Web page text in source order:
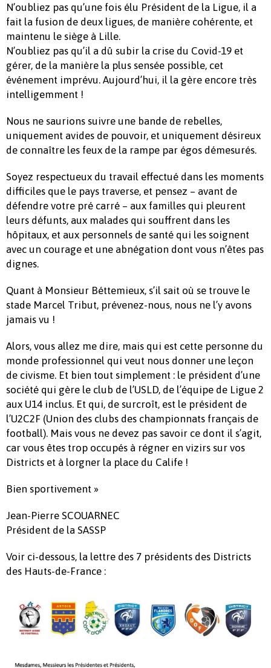
N’oubliez pas qu’une fois élu Président de la Ligue, il a
fait la fusion de deux ligues, de manière cohérente, et
maintenu le siège à Lille.
N’oubliez pas qu’il a dû subir la crise du Covid-19 et
gérer, de la manière la plus sensée possible, cet
événement imprévu. Aujourd’hui, il la gère encore très
intelligemment !
Nous ne saurions suivre une bande de rebelles,
uniquement avides de pouvoir, et uniquement désireux
de connaître les feux de la rampe par égos démesurés.
Soyez respectueux du travail effectué dans les moments
difficiles que le pays traverse, et pensez – avant de
défendre votre pré carré – aux familles qui pleurent
leurs défunts, aux malades qui souffrent dans les
hôpitaux, et aux personnels de santé qui les soignent
avec un courage et une abnégation dont vous n’êtes pas
dignes.
Quant à Monsieur Béttemieux, s’il sait où se trouve le
stade Marcel Tribut, prévenez-nous, nous ne l’y avons
jamais vu !
Alors, vous allez me dire, mais qui est cette personne du
monde professionnel qui veut nous donner une leçon
de civisme. Et bien tout simplement : le président d’une
société qui gère le club de l’USLD, de l’équipe de Ligue 2
aux U14 inclus. Et qui, de surcroît, est le président de
l’U2C2F (Union des clubs des championnats français de
football). Mais vous ne devez pas savoir ce dont il s’agit,
car vous êtes trop occupés à régner en vizirs sur vos
Districts et à lorgner la place du Calife !
Bien sportivement »
Jean-Pierre SCOUARNEC
Président de la SASSP
Voir ci-dessous, la lettre des 7 présidents des Districts
des Hauts-de-France :